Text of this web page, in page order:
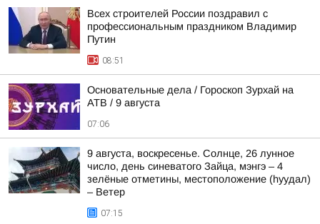
Всех строителей России поздравил с
профессиональным праздником Владимир
Путин
08:51
Основательные дела / Гороскоп Зурхай на
АТВ / 9 августа
07:06
9 августа, воскресенье. Солнце, 26 лунное
число, день синеватого Зайца, мэнгэ – 4
зелёные отметины, местоположение (hуудал)
– Ветер
07:15